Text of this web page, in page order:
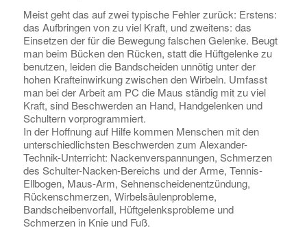
Meist geht das auf zwei typische Fehler zurück: Erstens:
das Aufbringen von zu viel Kraft, und zweitens: das
Einsetzen der für die Bewegung falschen Gelenke. Beugt
man beim Bücken den Rücken, statt die Hüftgelenke zu
benutzen, leiden die Bandscheiden unnötig unter der
hohen Krafteinwirkung zwischen den Wirbeln. Umfasst
man bei der Arbeit am PC die Maus ständig mit zu viel
Kraft, sind Beschwerden an Hand, Handgelenken und
Schultern vorprogrammiert.
In der Hoffnung auf Hilfe kommen Menschen mit den
unterschiedlichsten Beschwerden zum Alexander-
Technik-Unterricht: Nackenverspannungen, Schmerzen
des Schulter-Nacken-Bereichs und der Arme, Tennis-
Ellbogen, Maus-Arm, Sehnenscheidenentzündung,
Rückenschmerzen, Wirbelsäulenprobleme,
Bandscheibenvorfall, Hüftgelenksprobleme und
Schmerzen in Knie und Fuß.